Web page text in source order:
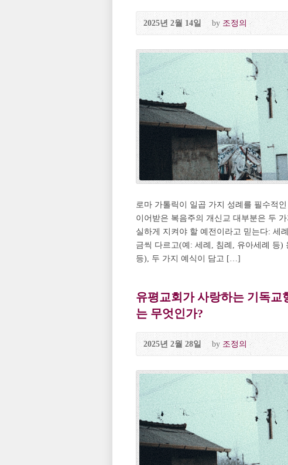
2025년 2월 14일 by 조정의
로마 가톨릭이 일곱 가지 성례를 필수적
이어받은 복음주의 개신교 대부분은 두
실하게 지켜야 할 예전이라고 믿는다: 세
금씩 다르고(예: 세례, 침례, 유아세례 등
등), 두 가지 예식이 담고 […]
유평교회가 사랑하는 기독교
는 무엇인가?
2025년 2월 28일 by 조정의